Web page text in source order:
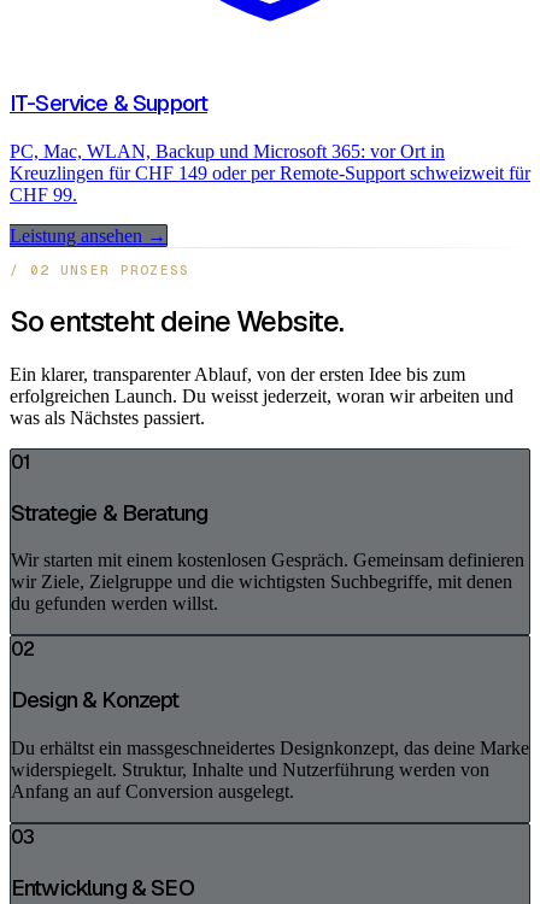
IT-Service & Support
PC, Mac, WLAN, Backup und Microsoft 365: vor Ort in
Kreuzlingen für CHF 149 oder per Remote-Support schweizweit für
CHF 99.
Leistung ansehen →
/ 02 UNSER PROZESS
So entsteht deine Website.
Ein klarer, transparenter Ablauf, von der ersten Idee bis zum
erfolgreichen Launch. Du weisst jederzeit, woran wir arbeiten und
was als Nächstes passiert.
01
Strategie & Beratung
Wir starten mit einem kostenlosen Gespräch. Gemeinsam definieren
wir Ziele, Zielgruppe und die wichtigsten Suchbegriffe, mit denen
du gefunden werden willst.
02
Design & Konzept
Du erhältst ein massgeschneidertes Designkonzept, das deine Marke
widerspiegelt. Struktur, Inhalte und Nutzerführung werden von
Anfang an auf Conversion ausgelegt.
03
Entwicklung & SEO